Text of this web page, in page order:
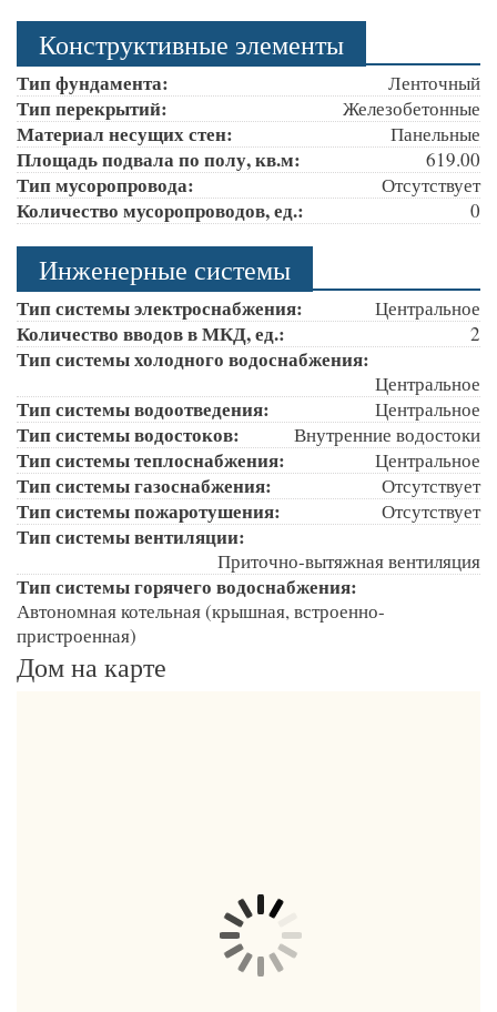
Конструктивные элементы
Тип фундамента: Ленточный
Тип перекрытий: Железобетонные
Материал несущих стен: Панельные
Площадь подвала по полу, кв.м: 619.00
Тип мусоропровода: Отсутствует
Количество мусоропроводов, ед.: 0
Инженерные системы
Тип системы электроснабжения: Центральное
Количество вводов в МКД, ед.: 2
Тип системы холодного водоснабжения:
Центральное
Тип системы водоотведения: Центральное
Тип системы водостоков: Внутренние водостоки
Тип системы теплоснабжения: Центральное
Тип системы газоснабжения: Отсутствует
Тип системы пожаротушения: Отсутствует
Тип системы вентиляции:
Приточно-вытяжная вентиляция
Тип системы горячего водоснабжения:
Автономная котельная (крышная, встроенно-
пристроенная)
Дом на карте